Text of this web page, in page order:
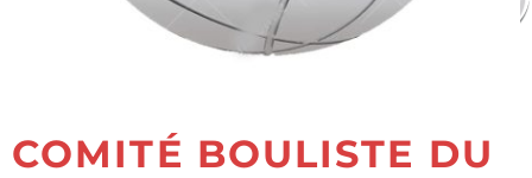
COMITÉ BOULISTE DU